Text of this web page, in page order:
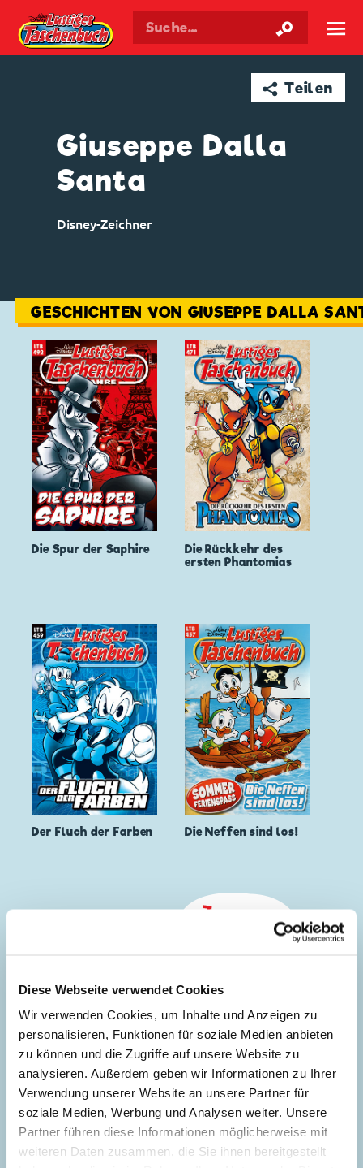
Diese Webseite verwendet Cookies
Wir verwenden Cookies, um Inhalte und Anzeigen zu
personalisieren, Funktionen für soziale Medien anbieten
zu können und die Zugriffe auf unsere Website zu
analysieren. Außerdem geben wir Informationen zu Ihrer
Verwendung unserer Website an unsere Partner für
soziale Medien, Werbung und Analysen weiter. Unsere
Partner führen diese Informationen möglicherweise mit
weiteren Daten zusammen, die Sie ihnen bereitgestellt
Walt Disneys Taschenbuch ☰
➦ Teilen
Giuseppe Dalla
Santa
Disney-Zeichner
GESCHICHTEN VON GIUSEPPE DALLA
Die Spur der Saphire
Die Rückkehr des
ersten Phantomias
Der Fluch der Farben Die Neffen sind los!